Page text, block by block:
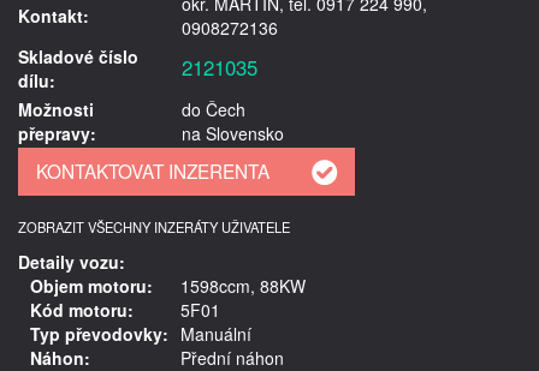
Kontakt:
0908272136
Skladové číslo
dílu:
2121035
Možnosti
přepravy:
do Čech
na Slovensko
ZOBRAZIT VŠECHNY INZERÁTY UŽIVATELE
Detaily vozu:
Objem motoru:
1598ccm, 88KW
Kód motoru:
5F01
Typ převodovky: Manuální
Náhon:
Přední náhon